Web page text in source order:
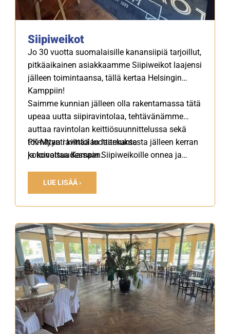
Siipiweikot
Jo 30 vuotta suomalaisille kanansiipiä tarjoillut,
pitkäaikainen asiakkaamme Siipiweikot laajensi
jälleen toimintaansa, tällä kertaa Helsingin
Kamppiin!
Saimme kunnian jälleen olla rakentamassa tätä
upeaa uutta siipiravintolaa, tehtävänämme
auttaa ravintolan keittiösuunnittelussa sekä
toimittaa ravintolan laitekanta
kokonaisuudessaan.
PK-Myynti kiittää luottamuksesta jälleen kerran
ja toivottaa Kampin Siipiweikoille onnea ja
LUE LISÄÄ ›